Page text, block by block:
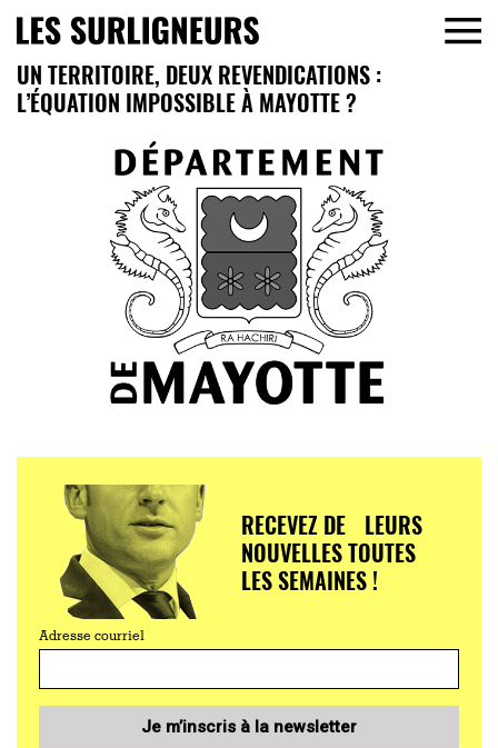
UN TERRITOIRE, DEUX REVENDICATIONS :
L’ÉQUATION IMPOSSIBLE À MAYOTTE ?
RECEVEZ DE LEURS
NOUVELLES TOUTES
LES SEMAINES !
Adresse courriel
Je m’inscris à la newsletter